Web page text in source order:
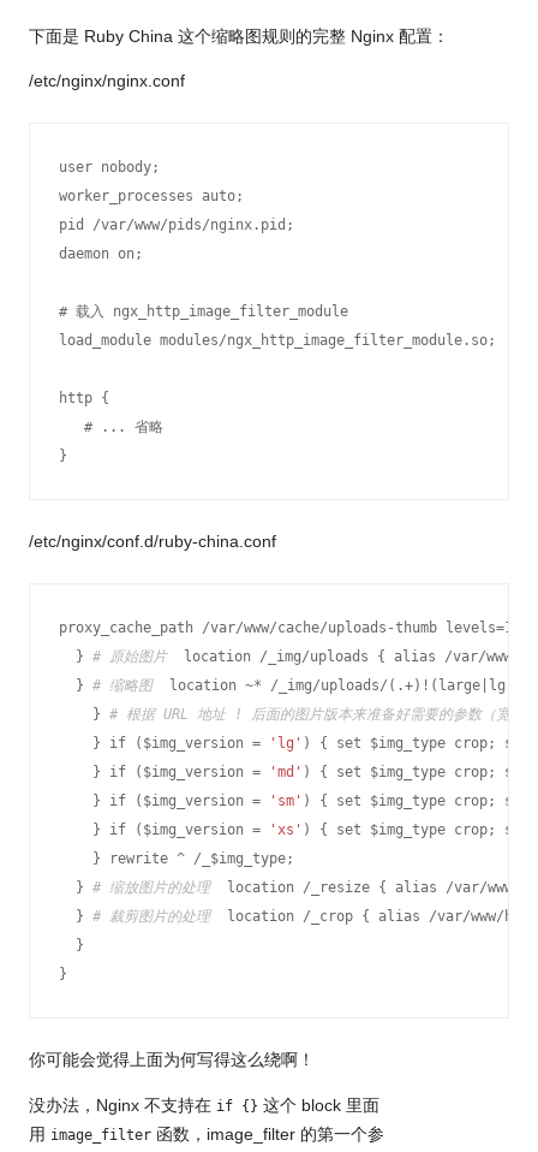
下面是 Ruby China 这个缩略图规则的完整 Nginx 配置：
/etc/nginx/nginx.conf
user nobody;
worker_processes auto;
pid /var/www/pids/nginx.pid;
daemon on;
# 载入 ngx_http_image_filter_module
load_module modules/ngx_http_image_filter_module.so;
http {
   # ... 省略
}
/etc/nginx/conf.d/ruby-china.conf
proxy_cache_path /var/www/cache/uploads -thumb levels=1
  }
# 原始图片 location / img/uploads { alias /var/www
  }
# 缩略图 location ~* / img/uploads/(.+)!( large lg
    }
# 根据 URL 地址 ! 后面的图片版本来准备好需要的参数（宽度
    }
if ($img_version = 'lg' ) { set $img_type crop; set
    }
if ($img_version = 'md' ) { set $img_type crop; set
    }
if ($img_version = 'sm' ) { set $img_type crop; set
    }
if ($img_version = 'xs' ) { set $img_type crop; set
    }
rewrite ^ / $img_type;
  }
# 缩放图片的处理 location / resize { alias /var/www
  }
# 裁剪图片的处理 location / crop { alias /var/www/
  }
}
你可能会觉得上面为何写得这么绕啊！
没办法，Nginx 不支持在 if {} 这个 block 里面
用 image_filter 函数，image_filter 的第一个参